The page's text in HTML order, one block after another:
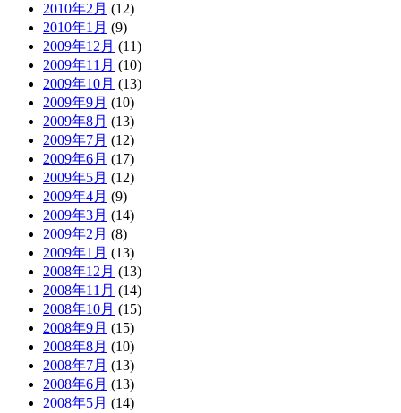
2010年2月 (12)
2010年1月 (9)
2009年12月 (11)
2009年11月 (10)
2009年10月 (13)
2009年9月 (10)
2009年8月 (13)
2009年7月 (12)
2009年6月 (17)
2009年5月 (12)
2009年4月 (9)
2009年3月 (14)
2009年2月 (8)
2009年1月 (13)
2008年12月 (13)
2008年11月 (14)
2008年10月 (15)
2008年9月 (15)
2008年8月 (10)
2008年7月 (13)
2008年6月 (13)
2008年5月 (14)